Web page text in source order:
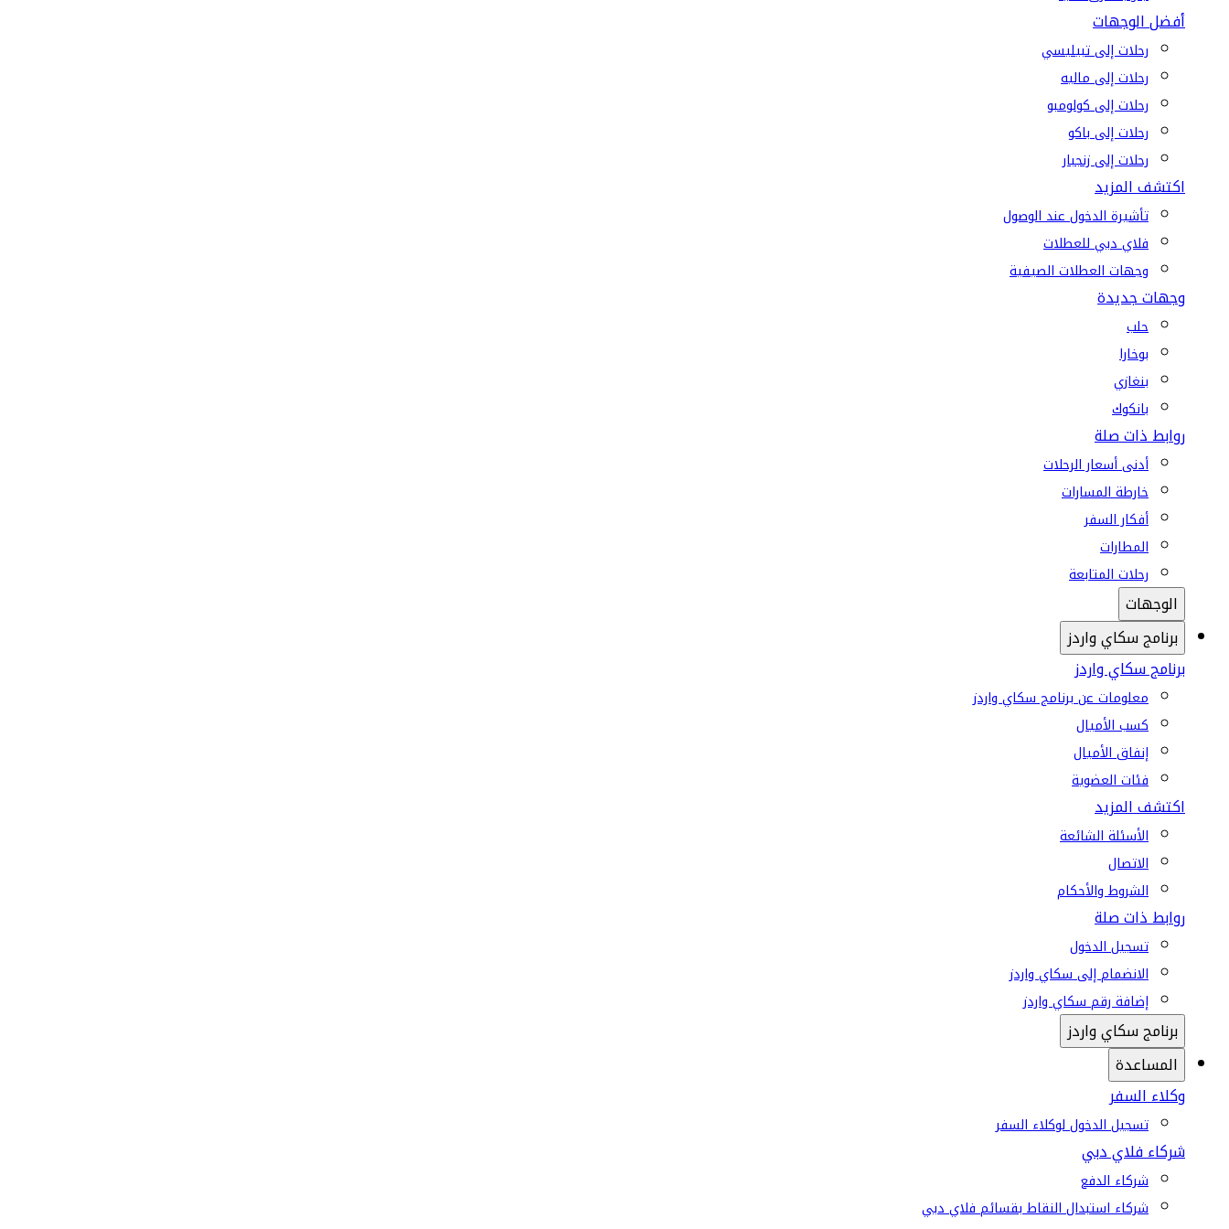
أفضل الوجهات
رحلات إلى تبيليسي
رحلات إلى ماليه
رحلات إلى كولومبو
رحلات إلى باكو
رحلات إلى زنجبار
اكتشف المزيد
تأشيرة الدخول عند الوصول
فلاي دبي للعطلات
وجهات العطلات الصيفية
وجهات جديدة
حلب
بوخارا
بنغازي
بانكوك
روابط ذات صلة
أدنى أسعار الرحلات
خارطة المسارات
أفكار السفر
المطارات
رحلات المتابعة
الوجهات
برنامج سكاي واردز
برنامج سكاي واردز
معلومات عن برنامج سكاي واردز
كسب الأميال
إنفاق الأميال
فئات العضوية
اكتشف المزيد
الأسئلة الشائعة
الاتصال
الشروط والأحكام
روابط ذات صلة
تسجيل الدخول
الانضمام إلى سكاي واردز
إضافة رقم سكاي واردز
برنامج سكاي واردز
المساعدة
وكلاء السفر
تسجيل الدخول لوكلاء السفر
شركاء فلاي دبي
شركاء الدفع
شركاء استبدال النقاط بقسائم فلاي دبي